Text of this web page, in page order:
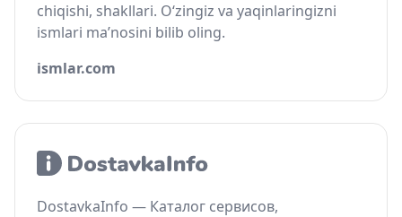
chiqishi, shakllari. O‘zingiz va yaqinlaringizni
ismlari ma’nosini bilib oling.
ismlar.com
DostavkaInfo — Каталог сервисов,